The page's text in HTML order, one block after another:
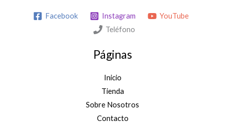
Facebook Instagram
YouTube
Teléfono
Páginas
Inicio
Tienda
Sobre Nosotros
Contacto